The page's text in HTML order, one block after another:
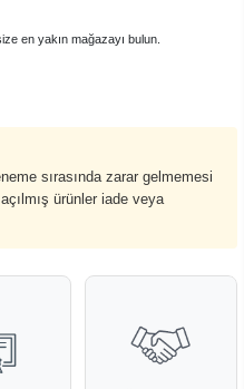
en yakın mağazayı bulun.
sırasında zarar gelmemesi
ürünler iade veya